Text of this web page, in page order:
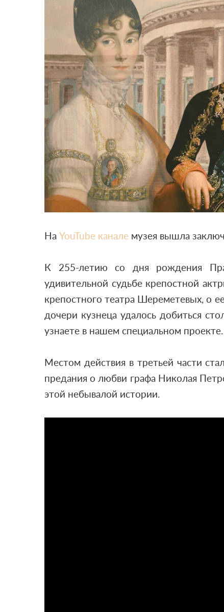
На YouTube канале музея вышла
К 255-летию со дня рождения
удивительной судьбе крепостной
крепостного театра Шереметевых, о
дочери кузнеца удалось добиться
узнаете в нашем специальном проекте.
Местом действия в третьей части
предания о любви графа Николая
этой небывалой истории.